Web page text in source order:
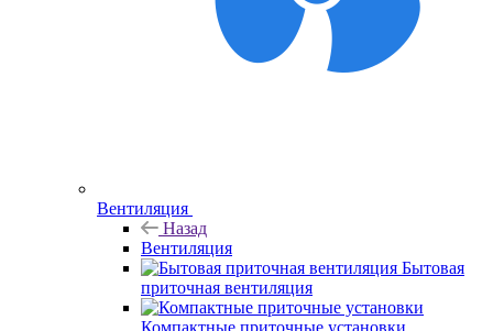
Вентиляция
Назад
Вентиляция
Бытовая
приточная вентиляция
Компактные приточные установки